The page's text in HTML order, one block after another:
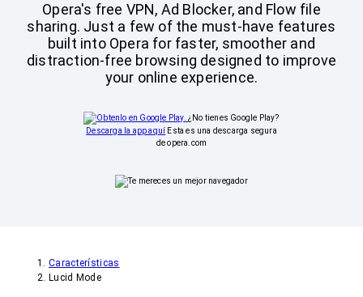
Opera's free VPN, Ad Blocker, and Flow file
sharing. Just a few of the must-have features
built into Opera for faster, smoother and
distraction-free browsing designed to improve
your online experience.
¿No tienes Google Play?
Descarga la app aquí Esta es una descarga segura
de opera.com
Características
Lucid Mode